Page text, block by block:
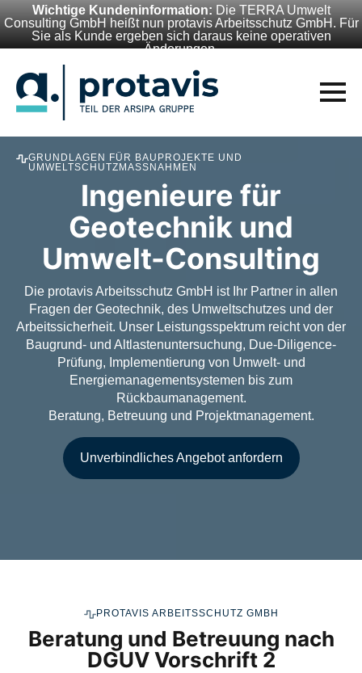
Wichtige Kundeninformation: Die TERRA Umwelt
Consulting GmbH heißt nun protavis Arbeitsschutz GmbH. Für
Sie als Kunde ergeben sich daraus keine operativen
Änderungen.
GRUNDLAGEN FÜR BAUPROJEKTE UND
UMWELTSCHUTZMASSNAHMEN
Ingenieure für
Geotechnik und
Umwelt-Consulting
Die protavis Arbeitsschutz GmbH ist Ihr Partner in allen
Fragen der Geotechnik, des Umweltschutzes und der
Arbeitssicherheit. Unser Leistungsspektrum reicht von der
Baugrund- und Altlastenuntersuchung, Due-Diligence-
Prüfung, Implementierung von Umwelt- und
Energiemanagementsystemen bis zum
Rückbaumanagement.
Beratung, Betreuung und Projektmanagement.
Unverbindliches Angebot anfordern
PROTAVIS ARBEITSSCHUTZ GMBH
Beratung und Betreuung nach
DGUV Vorschrift 2